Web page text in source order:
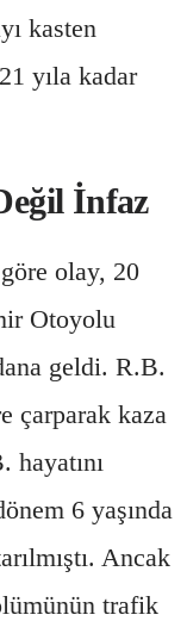
kasten
yıla kadar
İnfaz
olay, 20
Otoyolu
geldi. R.B.
çarparak kaza
hayatını
6 yaşında
Ancak
trafik